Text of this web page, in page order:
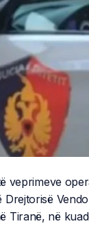
veprimeve
Drejtorisë
Tiranë, në